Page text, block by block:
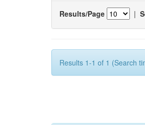
Results/Page |
Results 1-1 of 1 (Search